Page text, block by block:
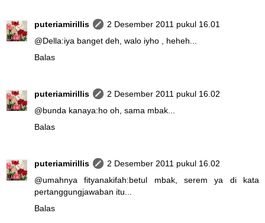
puteriamirillis
2 Desember 2011 pukul 16.01
@Della:iya banget deh, walo iyho , heheh...
Balas
puteriamirillis
2 Desember 2011 pukul 16.02
@bunda kanaya:ho oh, sama mbak...
Balas
puteriamirillis
2 Desember 2011 pukul 16.02
@umahnya fityanakifah:betul mbak, serem ya di kata
pertanggungjawaban itu...
Balas